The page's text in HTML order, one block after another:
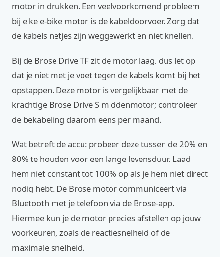
motor in drukken. Een veelvoorkomend probleem
bij elke e-bike motor is de kabeldoorvoer. Zorg dat
de kabels netjes zijn weggewerkt en niet knellen.
Bij de Brose Drive TF zit de motor laag, dus let op
dat je niet met je voet tegen de kabels komt bij het
opstappen. Deze motor is vergelijkbaar met de
krachtige Brose Drive S middenmotor; controleer
de bekabeling daarom eens per maand.
Wat betreft de accu: probeer deze tussen de 20% en
80% te houden voor een lange levensduur. Laad
hem niet constant tot 100% op als je hem niet direct
nodig hebt. De Brose motor communiceert via
Bluetooth met je telefoon via de Brose-app.
Hiermee kun je de motor precies afstellen op jouw
voorkeuren, zoals de reactiesnelheid of de
maximale snelheid.